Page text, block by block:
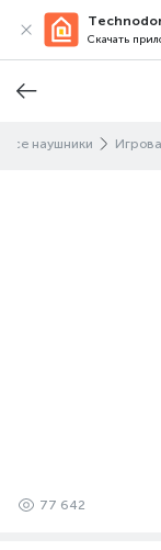
Скачать
Все наушники
77 642